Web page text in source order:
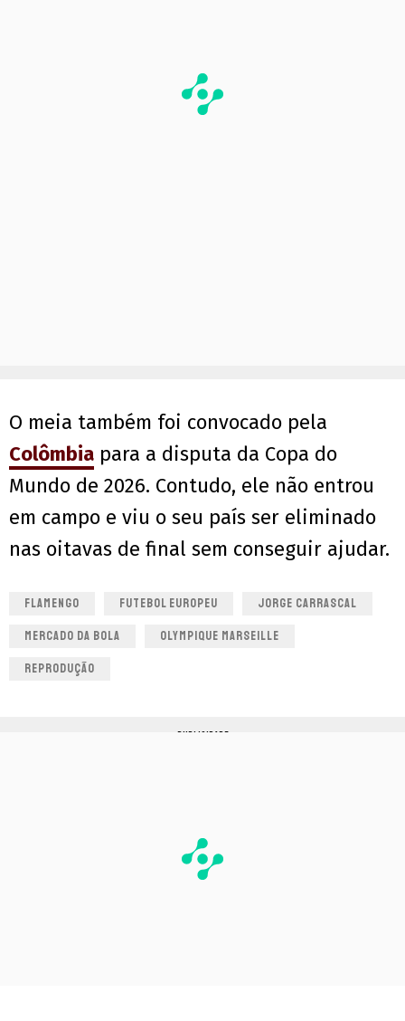
O meia também foi convocado pela
Colômbia para a disputa da Copa do
Mundo de 2026. Contudo, ele não entrou
em campo e viu o seu país ser eliminado
nas oitavas de final sem conseguir ajudar.
FLAMENGO FUTEBOL EUROPEU JORGE CARRASCAL
MERCADO DA BOLA OLYMPIQUE MARSEILLE
REPRODUÇÃO
PUBLICIDADE